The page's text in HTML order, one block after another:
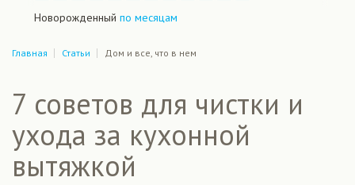
Новорожденный по месяцам
Главная Статьи Дом и все, что в нем
7 советов для чистки и
ухода за кухонной
вытяжкой